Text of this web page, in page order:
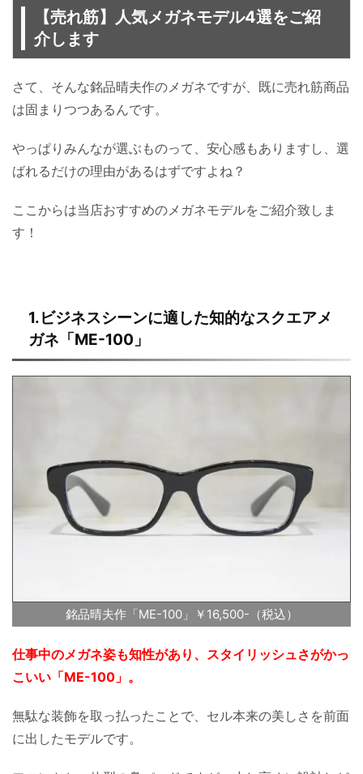
【売れ筋】人気メガネモデル4選をご紹
介します
さて、そんな銘品晴夫作のメガネですが、既に売れ筋商品
は固まりつつあるんです。
やっぱりみんなが選ぶものって、安心感もありますし、選
ばれるだけの理由があるはずですよね？
ここからは当店おすすめのメガネモデルをご紹介致しま
す！
1.ビジネスシーンに適した知的なスクエアメ
ガネ「ME-100」
銘品晴夫作「ME-100」￥16,500-（税込）
仕事中のメガネ姿も知性があり、スタイリッシュさがかっ
こいい「ME-100」。
無駄な装飾を取っ払ったことで、セル本来の美しさを前面
に出したモデルです。